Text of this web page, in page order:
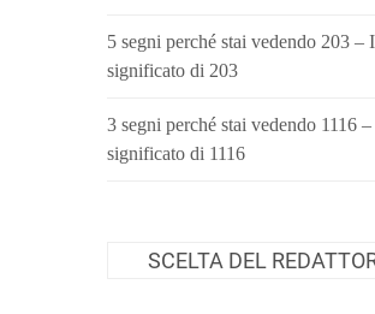
5 segni perché stai vedendo 203 –
significato di 203
3 segni perché stai vedendo 1116
significato di 1116
SCELTA DEL